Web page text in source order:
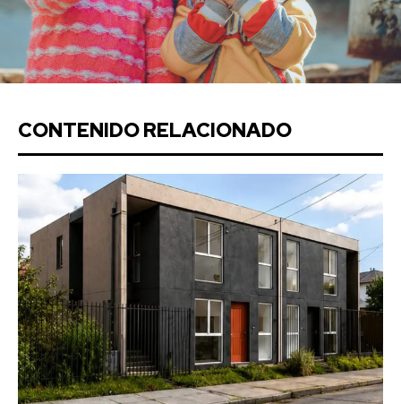
CONTENIDO RELACIONADO